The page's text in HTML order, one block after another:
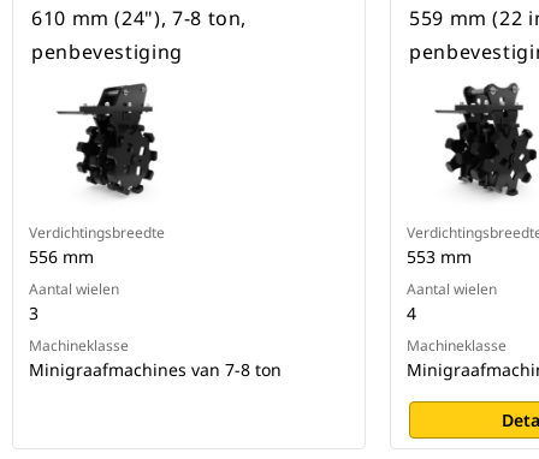
610 mm (24"), 7-8 ton,
penbevestiging
Verdichtingsbreedte
556 mm
Aantal wielen
3
Machineklasse
Minigraafmachines van 7-8 ton
559 mm (22
553 mm
Aantal wielen
4
Machineklasse